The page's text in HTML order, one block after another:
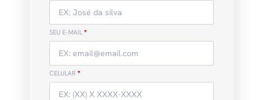
SEU E-MAIL *
CELULAR *